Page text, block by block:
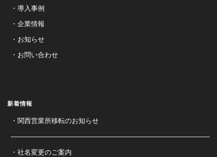
導入事例
企業情報
お知らせ
お問い合わせ
新着情報
関西営業所移転のお知らせ
社名変更のご案内